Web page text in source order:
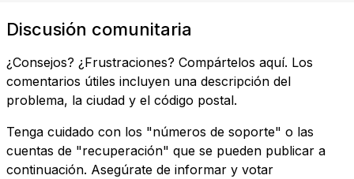
Discusión comunitaria
¿Consejos? ¿Frustraciones? Compártelos aquí. Los
comentarios útiles incluyen una descripción del
problema, la ciudad y el código postal.
Tenga cuidado con los "números de soporte" o las
cuentas de "recuperación" que se pueden publicar a
continuación. Asegúrate de informar y votar